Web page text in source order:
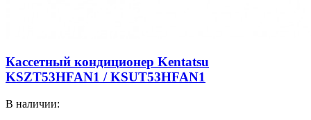
Кассетный кондиционер Kentatsu
KSZT53HFAN1 / KSUT53HFAN1
В наличии: